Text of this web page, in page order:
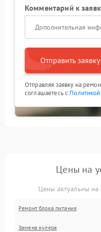
Комментарий к
Отправить заявку
Отправляя заявку на
соглашаетесь с
Цены на
Цены актуальны
Ремонт блока питания
Замена кулера